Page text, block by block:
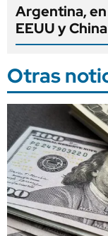
Argentina,
EEUU y
Otras